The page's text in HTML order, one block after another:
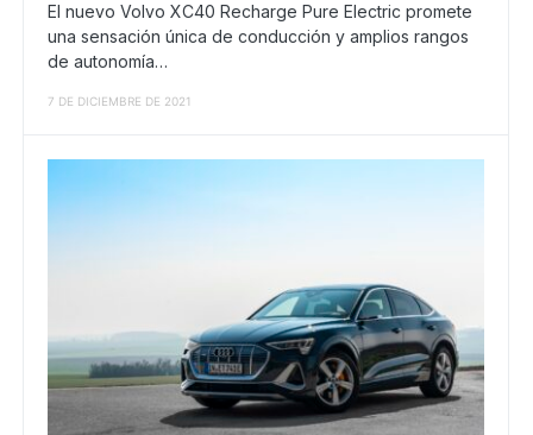
El nuevo Volvo XC40 Recharge Pure Electric promete
una sensación única de conducción y amplios rangos
de autonomía…
7 DE DICIEMBRE DE 2021